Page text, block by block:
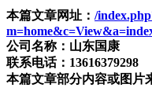
本篇文章网址： /
公司名称：山东国康
联系电话：13616379298
本篇文章部分内容或图片